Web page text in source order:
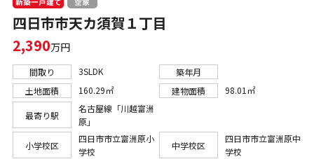
四日市市天カ須賀１丁目
2,390万円
間取り 3SLDK
築年月
土地面積
160.29㎡ 建物面積 98.01㎡
最寄り駅
名古屋線「川越富洲
原」
小学校区
四日市市立富洲原小
学校
中学校区
四日市市立富洲原中
学校